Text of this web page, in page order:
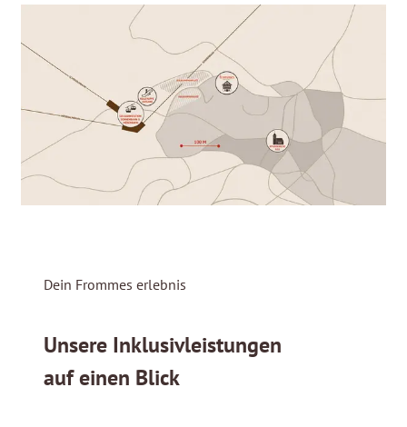
Unsere Inklusivleistungen
auf einen Blick
Dein Frommes erlebnis